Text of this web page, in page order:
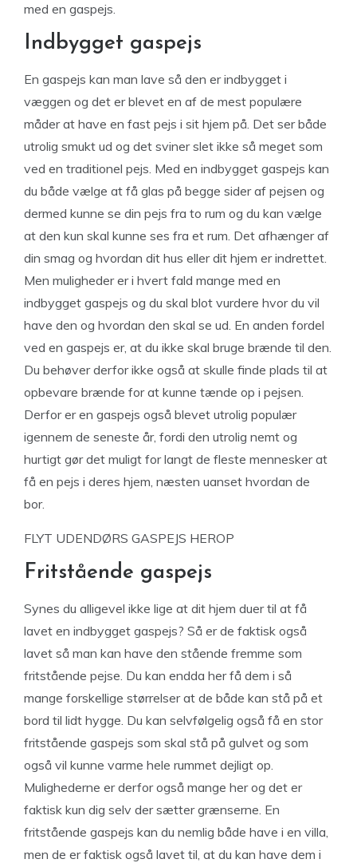
med en gaspejs.
Indbygget gaspejs
En gaspejs kan man lave så den er indbygget i
væggen og det er blevet en af de mest populære
måder at have en fast pejs i sit hjem på. Det ser både
utrolig smukt ud og det sviner slet ikke så meget som
ved en traditionel pejs. Med en indbygget gaspejs kan
du både vælge at få glas på begge sider af pejsen og
dermed kunne se din pejs fra to rum og du kan vælge
at den kun skal kunne ses fra et rum. Det afhænger af
din smag og hvordan dit hus eller dit hjem er indrettet.
Men muligheder er i hvert fald mange med en
indbygget gaspejs og du skal blot vurdere hvor du vil
have den og hvordan den skal se ud. En anden fordel
ved en gaspejs er, at du ikke skal bruge brænde til den.
Du behøver derfor ikke også at skulle finde plads til at
opbevare brænde for at kunne tænde op i pejsen.
Derfor er en gaspejs også blevet utrolig populær
igennem de seneste år, fordi den utrolig nemt og
hurtigt gør det muligt for langt de fleste mennesker at
få en pejs i deres hjem, næsten uanset hvordan de
bor.
FLYT UDENDØRS GASPEJS HEROP
Fritstående gaspejs
Synes du alligevel ikke lige at dit hjem duer til at få
lavet en indbygget gaspejs? Så er de faktisk også
lavet så man kan have den stående fremme som
fritstående pejse. Du kan endda her få dem i så
mange forskellige størrelser at de både kan stå på et
bord til lidt hygge. Du kan selvfølgelig også få en stor
fritstående gaspejs som skal stå på gulvet og som
også vil kunne varme hele rummet dejligt op.
Mulighederne er derfor også mange her og det er
faktisk kun dig selv der sætter grænserne. En
fritstående gaspejs kan du nemlig både have i en villa,
men de er faktisk også lavet til, at du kan have dem i